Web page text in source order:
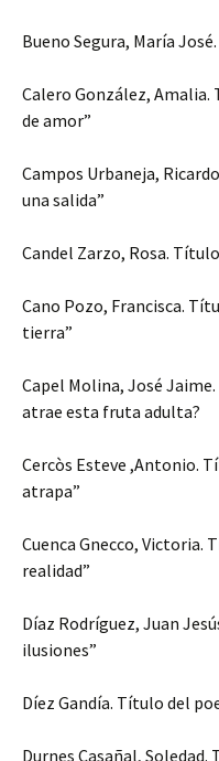
Bueno Segura, María
Calero González,
de amor”
Campos Urbaneja,
una salida”
Candel Zarzo, Rosa.
Cano Pozo, Francisca.
tierra”
Capel Molina, José
atrae esta fruta adulta?
Cercòs Esteve ,Antonio.
atrapa”
Cuenca Gnecco, Victoria.
realidad”
Díaz Rodríguez, Juan
ilusiones”
Díez Gandía. Título del
Durnes Casañal,